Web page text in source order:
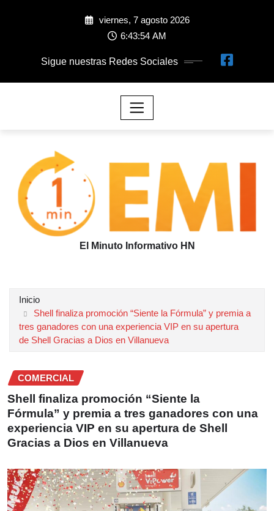
viernes, 7 agosto 2026
6:43:55 AM
Sigue nuestras Redes Sociales
El Minuto Informativo HN
Inicio
Shell finaliza promoción “Siente la Fórmula” y premia a
tres ganadores con una experiencia VIP en su apertura
de Shell Gracias a Dios en Villanueva
COMERCIAL
Shell finaliza promoción “Siente la
Fórmula” y premia a tres ganadores con una
experiencia VIP en su apertura de Shell
Gracias a Dios en Villanueva